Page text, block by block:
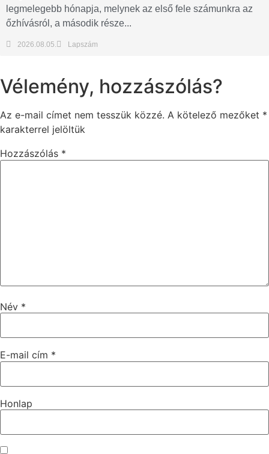
legmelegebb hónapja, melynek az első fele számunkra az
őzhívásról, a második része...
2026.08.05. Lapszám
Vélemény, hozzászólás?
Az e-mail címet nem tesszük közzé. A kötelező mezőket *
karakterrel jelöltük
Hozzászólás *
Név *
E-mail cím *
Honlap